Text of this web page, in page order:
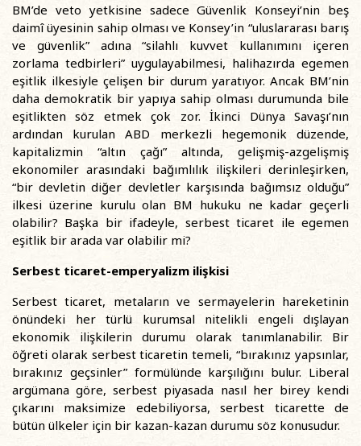
BM’de veto yetkisine sadece Güvenlik Konseyi’nin beş
daimî üyesinin sahip olması ve Konsey’in “uluslararası barış
ve güvenlik” adına “silahlı kuvvet kullanımını içeren
zorlama tedbirleri” uygulayabilmesi, halihazırda egemen
eşitlik ilkesiyle çelişen bir durum yaratıyor. Ancak BM’nin
daha demokratik bir yapıya sahip olması durumunda bile
eşitlikten söz etmek çok zor. İkinci Dünya Savaşı’nın
ardından kurulan ABD merkezli hegemonik düzende,
kapitalizmin “altın çağı” altında, gelişmiş-azgelişmiş
ekonomiler arasındaki bağımlılık ilişkileri derinleşirken,
“bir devletin diğer devletler karşısında bağımsız olduğu”
ilkesi üzerine kurulu olan BM hukuku ne kadar geçerli
olabilir? Başka bir ifadeyle, serbest ticaret ile egemen
eşitlik bir arada var olabilir mi?
Serbest ticaret-emperyalizm ilişkisi
Serbest ticaret, metaların ve sermayelerin hareketinin
önündeki her türlü kurumsal nitelikli engeli dışlayan
ekonomik ilişkilerin durumu olarak tanımlanabilir. Bir
öğreti olarak serbest ticaretin temeli, “bırakınız yapsınlar,
bırakınız geçsinler” formülünde karşılığını bulur. Liberal
argümana göre, serbest piyasada nasıl her birey kendi
çıkarını maksimize edebiliyorsa, serbest ticarette de
bütün ülkeler için bir kazan-kazan durumu söz konusudur.